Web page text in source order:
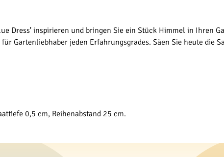
Dress' inspirieren und bringen Sie ein Stück Himmel in Ihren
Gartenliebhaber jeden Erfahrungsgrades. Säen Sie heute die
0,5 cm, Reihenabstand 25 cm.